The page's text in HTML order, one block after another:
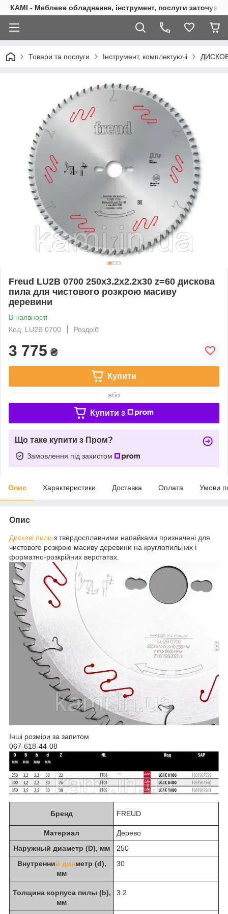
КАМІ - Меблеве обладнання, інструмент, послуги
Товари та послуги Інструмент, комплектуючі
Freud LU2B 0700 250х3.2х2.2х30 z=60 дискова
пила для чистового розкрою масиву
деревини
В наявності
Код: LU2B 0700
Роздріб
3 775 ₴
Купити
або
Купити з
Що таке купити з Пром?
Замовлення під захистом
Опис Характеристики Доставка Оплата Умови
Опис
Дискові пили з твердосплавними напайками призначені для
чистового розкрою масиву деревини на круглопильних і
форматно-розкрійних верстатах.
Інші розміри за запитом
067-618-44-08
Бренд FREUD
Материал
Дерево
Наружный диаметр (D), мм
250
Внутренний диаметр (d),
мм
30
Толщина корпуса пилы (b),
мм
3.2